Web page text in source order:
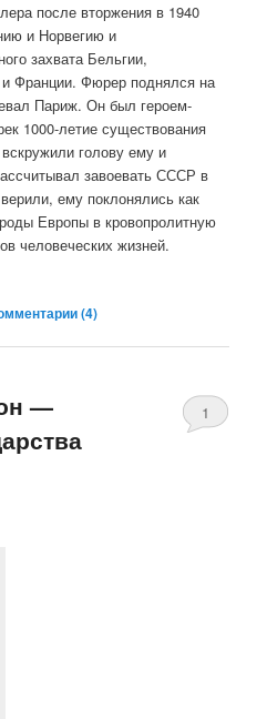
после вторжения в 1940
и Норвегию и
захвата Бельгии,
Франции. Фюрер поднялся на
Париж. Он был героем-
1000-летие существования
голову ему и
завоевать СССР в
ему поклонялись как
Европы в кровопролитную
человеческих жизней.
(4)
—
1